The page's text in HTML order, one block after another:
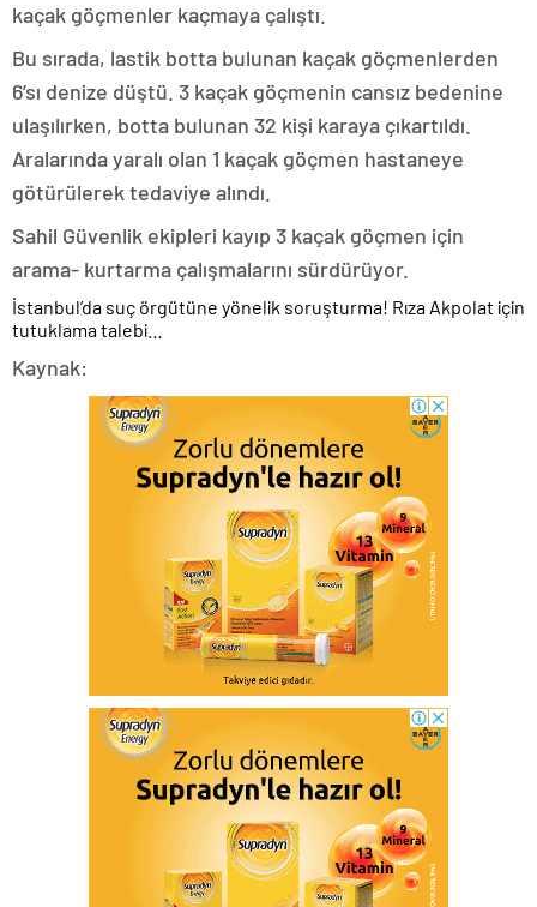
kaçak göçmenler kaçmaya çalıştı.
Bu sırada, lastik botta bulunan kaçak göçmenlerden
6’sı denize düştü. 3 kaçak göçmenin cansız bedenine
ulaşılırken, botta bulunan 32 kişi karaya çıkartıldı.
Aralarında yaralı olan 1 kaçak göçmen hastaneye
götürülerek tedaviye alındı.
Sahil Güvenlik ekipleri kayıp 3 kaçak göçmen için
arama- kurtarma çalışmalarını sürdürüyor.
İstanbul’da suç örgütüne yönelik soruşturma! Rıza Akpolat için
tutuklama talebi…
Kaynak: